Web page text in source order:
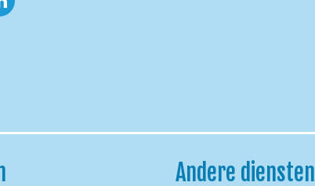
Andere diensten